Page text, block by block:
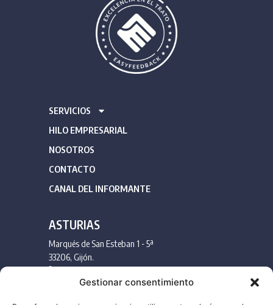
Gestionar consentimiento
SERVICIOS
HILO EMPRESARIAL
NOSOTROS
CONTACTO
CANAL DEL INFORMANTE
ASTURIAS
Marqués de San Esteban 1 - 5ª
33206, Gijón.
info@llanaconsultores.com